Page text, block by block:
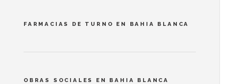
FARMACIAS DE TURNO EN BAHIA BLANCA
OBRAS SOCIALES EN BAHIA BLANCA